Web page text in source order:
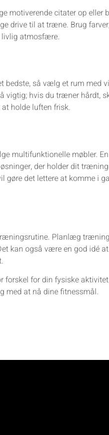
motiverende citater op eller
drive til at træne. Brug
livlig atmosfære.
bedste, så vælg et rum med
vigtig; hvis du træner hårdt,
holde luften frisk.
multifunktionelle møbler.
der holder dit
gøre det lettere at komme i
Planlæg
kan også være en god idé
forskel for din fysiske
med at nå dine fitnessmål.